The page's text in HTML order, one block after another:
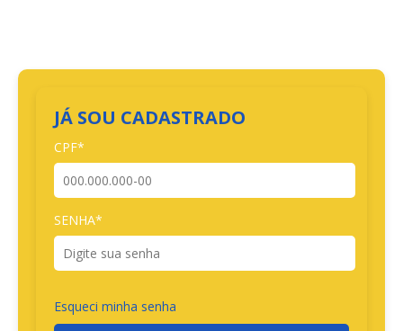
JÁ SOU CADASTRADO
CPF*
SENHA*
Esqueci minha senha